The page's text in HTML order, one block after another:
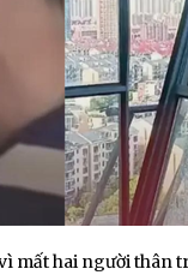
mất hai người thân